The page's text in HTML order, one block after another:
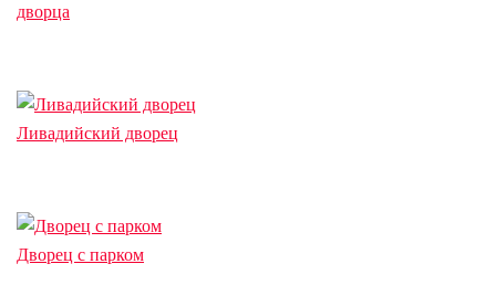
дворца
Ливадийский дворец
Дворец с парком